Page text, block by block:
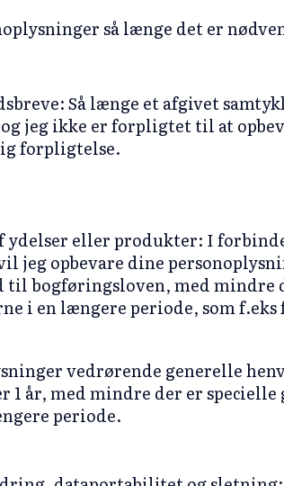
så længe det er
Så længe et afgivet
jeg ikke er forpligtet til at
forpligtelse.
ydelser eller produkter: I
jeg opbevare dine
bogføringsloven, med mindre
i en længere periode, som
vedrørende generelle
år, med mindre der er
periode.